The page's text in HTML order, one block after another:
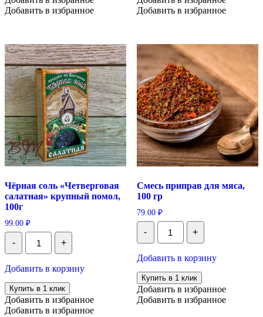
Добавить в избранное
Добавить в избранное
Чёрная соль «Четверговая
салатная» крупный помол,
100г
99.00 ₽
-
Количество
Чёрная
соль
салатная»
крупный
помол,
100г
+
Добавить в корзину
Купить в 1 клик
Добавить в избранное
Добавить в избранное
Смесь приправ для мяса,
100 гр
79.00 ₽
-
Количество
Смесь
приправ
мяса,
100
гр
+
Добавить в корзину
Купить в 1 клик
Добавить в избранное
Добавить в избранное